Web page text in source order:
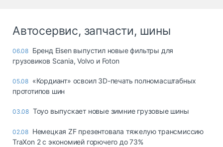
Автосервис, запчасти, шины
06.08 Бренд Eisen выпустил новые фильтры для
грузовиков Scania, Volvo и Foton
05.08 «Кордиант» освоил 3D-печать полномасштабных
прототипов шин
03.08 Toyo выпускает новые зимние грузовые шины
02.08 Немецкая ZF презентовала тяжелую трансмиссию
TraXon 2 с экономией горючего до 73%